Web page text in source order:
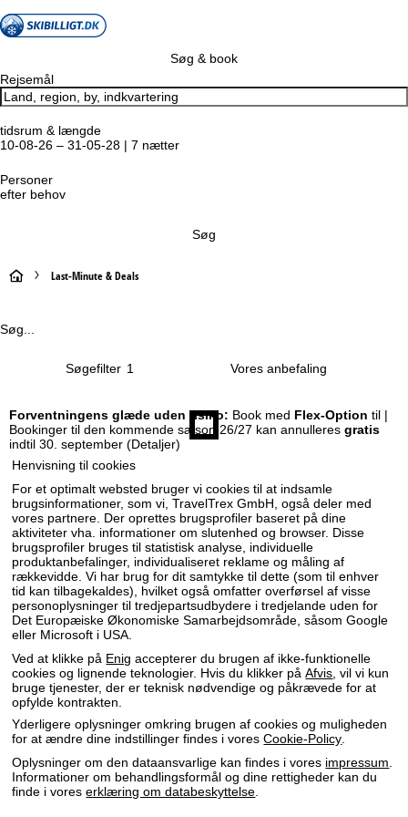
Henvisning til cookies
For et optimalt websted bruger vi cookies til at indsamle
brugsinformationer, som vi, TravelTrex GmbH, også deler med
vores partnere. Der oprettes brugsprofiler baseret på dine
aktiviteter vha. informationer om slutenhed og browser. Disse
brugsprofiler bruges til statistisk analyse, individuelle
produktanbefalinger, individualiseret reklame og måling af
rækkevidde. Vi har brug for dit samtykke til dette (som til enhver
tid kan tilbagekaldes), hvilket også omfatter overførsel af visse
personoplysninger til tredjepartsudbydere i tredjelande uden for
Det Europæiske Økonomiske Samarbejdsområde, såsom Google
eller Microsoft i USA.
Ved at klikke på Enig accepterer du brugen af ikke-funktionelle
cookies og lignende teknologier. Hvis du klikker påAfvis , vil vi kun
bruge tjenester, der er teknisk nødvendige og påkrævede for at
opfylde kontrakten.
Yderligere oplysninger omkring brugen af cookies og muligheden
for at ændre dine indstillinger findes i voresCookie-Policy.
Oplysninger om den dataansvarlige kan findes i vores impressum.
Informationer om behandlingsformål og dine rettigheder kan du
finde i voreserklæring om databeskyttelse.
Søg & book
Rejsemål
tidsrum & længde
10-08-26 – 31-05-28 | 7 nætter
Personer
efter behov
Søg
S
t
s
i
d
e
Last-Minute & Deals
Søg...
Søgefilter 1
Forventningens glæde uden risiko: Book med Flex-Option til |
Bookinger til den kommende sæson 26/27 kan annulleres gratis
indtil 30. september (Detaljer)